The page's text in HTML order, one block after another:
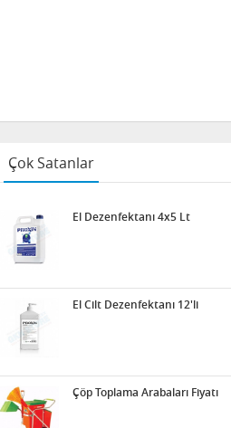
Çok Satanlar
El Dezenfektanı 4x5 Lt
El Cilt Dezenfektanı 12'li
Çöp Toplama Arabaları Fiyatı